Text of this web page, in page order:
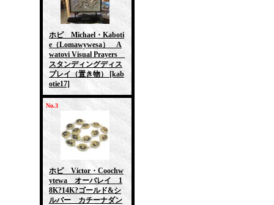
ホピ Michael・Kaboti
e（Lomawywesa） A
watovi Visual Prayers
スタンディングディス
プレイ（置き物）
[kab
otie17]
No.3
ホピ Victor・Coochw
ytewa オーバレイ 1
8K?14K?ゴールド&シ
ルバー カチーナダン